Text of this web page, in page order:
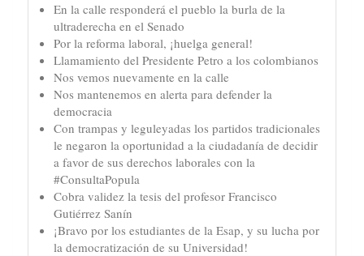
En la calle responderá el pueblo la burla de la
ultraderecha en el Senado
Por la reforma laboral, ¡huelga general!
Llamamiento del Presidente Petro a los colombianos
Nos vemos nuevamente en la calle
Nos mantenemos en alerta para defender la
democracia
Con trampas y leguleyadas los partidos tradicionales
le negaron la oportunidad a la ciudadanía de decidir
a favor de sus derechos laborales con la
#ConsultaPopula
Cobra validez la tesis del profesor Francisco
Gutiérrez Sanín
¡Bravo por los estudiantes de la Esap, y su lucha por
la democratización de su Universidad!